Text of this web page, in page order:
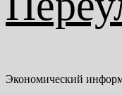
Экономический